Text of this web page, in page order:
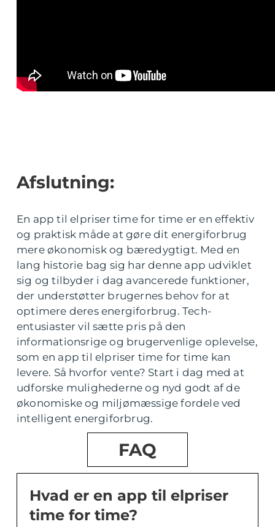
Afslutning:
En app til elpriser time for time er en effektiv
og praktisk måde at gøre dit energiforbrug
mere økonomisk og bæredygtigt. Med en
lang historie bag sig har denne app udviklet
sig og tilbyder i dag avancerede funktioner,
der understøtter brugernes behov for at
optimere deres energiforbrug. Tech-
entusiaster vil sætte pris på den
informationsrige og brugervenlige oplevelse,
som en app til elpriser time for time kan
levere. Så hvorfor vente? Start i dag med at
udforske mulighederne og nyd godt af de
økonomiske og miljømæssige fordele ved
intelligent energiforbrug.
FAQ
Hvad er en app til elpriser
time for time?